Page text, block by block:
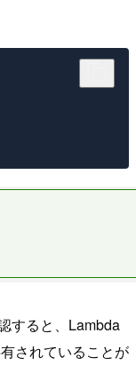
すると、Lambda
されていることが